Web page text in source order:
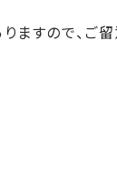
ますので、ご留